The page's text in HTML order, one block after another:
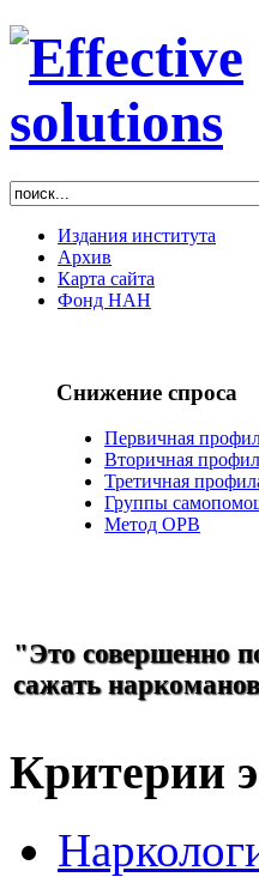
Издания института
Архив
Карта сайта
Фонд НАН
Снижение спроса
Первичная
Вторичная
Третичная
Группы
Метод ОРВ
"Это совершенно
сажать
Критерии